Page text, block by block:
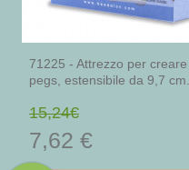
71225 - Attrezzo per
pegs, estensibile da 9,7 cm...
15,24€
7,62 €